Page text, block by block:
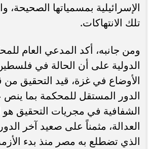
الإسرائيلية بمسمياتها الصحيحة،
تلك الانتهاكات.
ومن جانبه، أكد المدعي العام
الدولية على أن الحالة في
الأوضاع في غزة، قيد التحقيق من
الدور المستقل للمحكمة بما ينص
الشفافية في مجريات التحقيق هو
العدالة، مثمناً على صعيد آخر
الذي تضطلع به مصر منذ بدء